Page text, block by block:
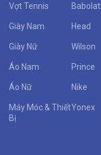
Vợt Tennis
Giày Nam
Giày Nữ
Áo Nam
Áo Nữ
Máy Móc & Thiết
Bị
Babolat
Head
Wilson
Prince
Nike
Yonex